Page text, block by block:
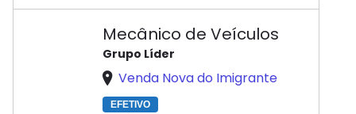
Mecânico de Veículos
Grupo Líder
Venda Nova do Imigrante
EFETIVO